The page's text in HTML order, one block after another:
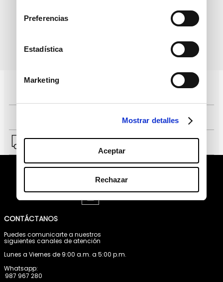
Preferencias
Estadística
Marketing
Mostrar detalles
Aceptar
Rechazar
He leído y acepto la
Comprar fácil en solo 4 pasos
Envío a Lima y a provincias.
CONTÁCTANOS
Puedes comunicarte a nuestros
siguientes canales de atención
Lunes a Viernes de 9:00 a.m. a 5:00 p.m.
Whatsapp:
987 967 280